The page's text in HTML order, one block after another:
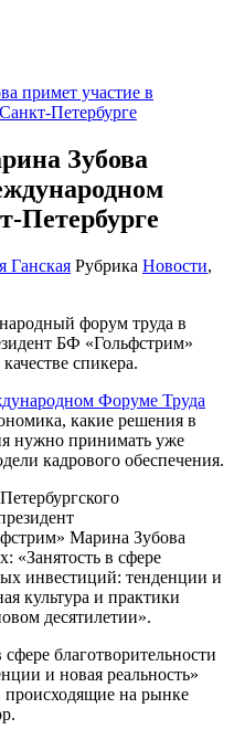
Зубова
Петербурге
Ганская Рубрика Новости,
форум труда в
БФ «Гольфстрим»
спикера.
Форуме Труда
какие решения в
нужно принимать уже
кадрового обеспечения.
Марина Зубова
«Занятость в сфере
инвестиций: тенденции и
культура и практики
десятилетии».
благотворительности
и новая реальность»
происходящие на рынке